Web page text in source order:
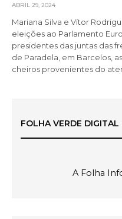
ABRIL 29, 2024
Mariana Silva e Vítor
eleições ao Parlamento
presidentes das juntas das
de Paradela, em Barcelos,
cheiros provenientes do
FOLHA VERDE DIGITAL
A Folha